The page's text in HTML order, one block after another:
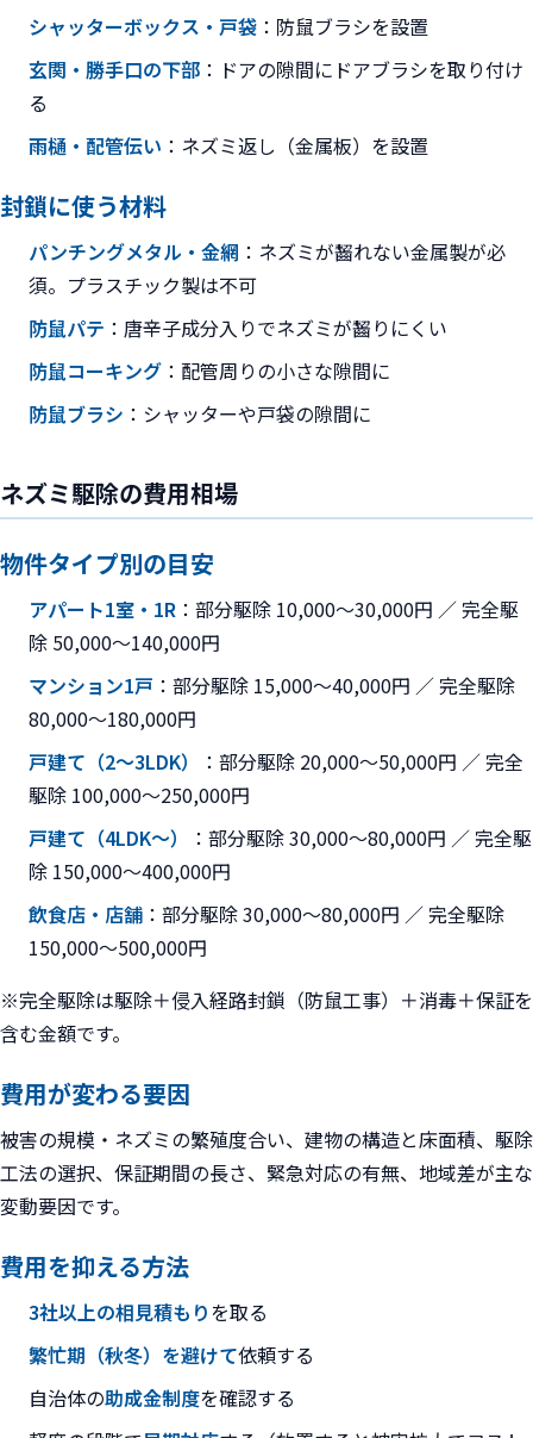
シャッターボックス・戸袋 ：防鼠ブラシを設置
玄関・勝手口の下部 ：ドアの隙間にドアブラシを取り付け
る
雨樋・配管伝い ：ネズミ返し（金属板）を設置
封鎖に使う材料
パンチングメタル・金網 ：ネズミが齧れない金属製が必
須。プラスチック製は不可
防鼠パテ ：唐辛子成分入りでネズミが齧りにくい
防鼠コーキング ：配管周りの小さな隙間に
防鼠ブラシ ：シャッターや戸袋の隙間に
ネズミ駆除の費用相場
物件タイプ別の目安
アパート1室・1R ：部分駆除 10,000〜30,000円 ／ 完全駆
除 50,000〜140,000円
マンション1戸 ：部分駆除 15,000〜40,000円 ／ 完全駆除
80,000〜180,000円
戸建て（2〜3LDK）
：部分駆除 20,000〜50,000円 ／ 完全
駆除 100,000〜250,000円
戸建て（4LDK〜）
：部分駆除 30,000〜80,000円 ／ 完全駆
除 150,000〜400,000円
飲食店・店舗 ：部分駆除 30,000〜80,000円 ／ 完全駆除
150,000〜500,000円
※完全駆除は駆除＋侵入経路封鎖（防鼠工事）＋消毒＋保証を
含む金額です。
費用が変わる要因
被害の規模・ネズミの繁殖度合い、建物の構造と床面積、駆除
工法の選択、保証期間の長さ、緊急対応の有無、地域差が主な
変動要因です。
費用を抑える方法
3社以上の相見積もりを取る
繁忙期（秋冬）を避けて依頼する
自治体の助成金制度を確認する